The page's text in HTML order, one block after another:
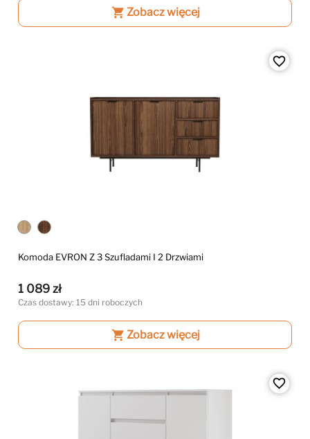
shopping_cart Zobacz więcej
favorite_border
Komoda EVRON Z 3 Szufladami I 2 Drzwiami
1 089 zł
Czas dostawy: 15 dni roboczych
shopping_cart Zobacz więcej
favorite_border